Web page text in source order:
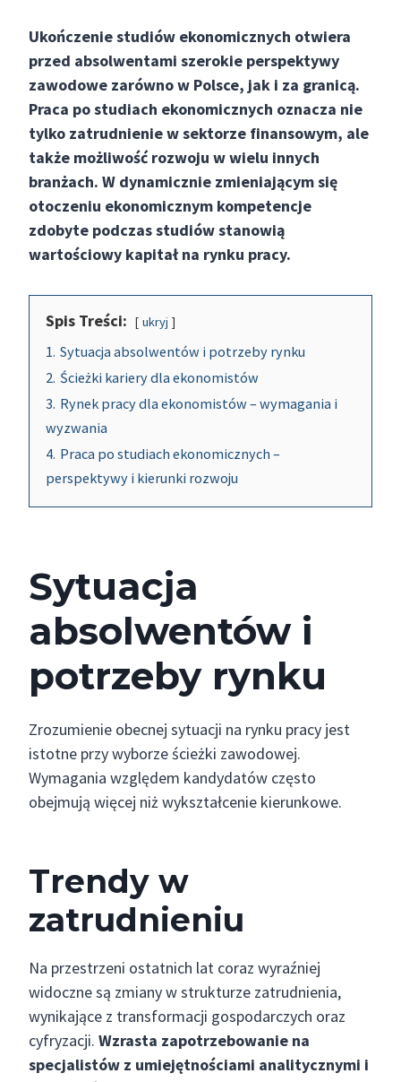
Ukończenie studiów ekonomicznych otwiera
przed absolwentami szerokie perspektywy
zawodowe zarówno w Polsce, jak i za granicą.
Praca po studiach ekonomicznych oznacza nie
tylko zatrudnienie w sektorze finansowym, ale
także możliwość rozwoju w wielu innych
branżach. W dynamicznie zmieniającym się
otoczeniu ekonomicznym kompetencje
zdobyte podczas studiów stanowią
wartościowy kapitał na rynku pracy.
Spis Treści: ukryj
1. Sytuacja absolwentów i potrzeby rynku
2. Ścieżki kariery dla ekonomistów
3. Rynek pracy dla ekonomistów – wymagania i
wyzwania
4. Praca po studiach ekonomicznych –
perspektywy i kierunki rozwoju
Sytuacja
absolwentów i
potrzeby rynku
Zrozumienie obecnej sytuacji na rynku pracy jest
istotne przy wyborze ścieżki zawodowej.
Wymagania względem kandydatów często
obejmują więcej niż wykształcenie kierunkowe.
Trendy w
zatrudnieniu
Na przestrzeni ostatnich lat coraz wyraźniej
widoczne są zmiany w strukturze zatrudnienia,
wynikające z transformacji gospodarczych oraz
cyfryzacji. Wzrasta zapotrzebowanie na
specjalistów z umiejętnościami analitycznymi i